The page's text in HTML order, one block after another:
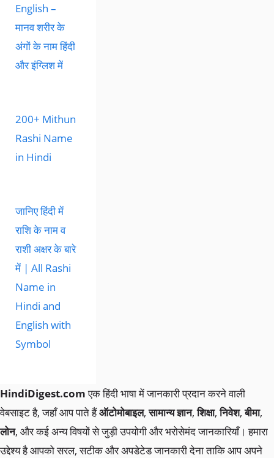
English –
मानव शरीर के
अंगों के नाम हिंदी
और इंग्लिश में
200+ Mithun
Rashi Name
in Hindi
जानिए हिंदी में
राशि के नाम व
राशी अक्षर के बारे
में | All Rashi
Name in
Hindi and
English with
Symbol
HindiDigest.comएक हिंदी भाषा में जानकारी प्रदान करने वाली
वेबसाइट है, जहाँ आप पाते हैंऑटोमोबाइल,सामान्य ज्ञान,शिक्षा,निवेश,बीमा,
लोन, और कई अन्य विषयों से जुड़ी उपयोगी और भरोसेमंद जानकारियाँ। हमारा
उद्देश्य है आपको सरल, सटीक और अपडेटेड जानकारी देना ताकि आप अपने